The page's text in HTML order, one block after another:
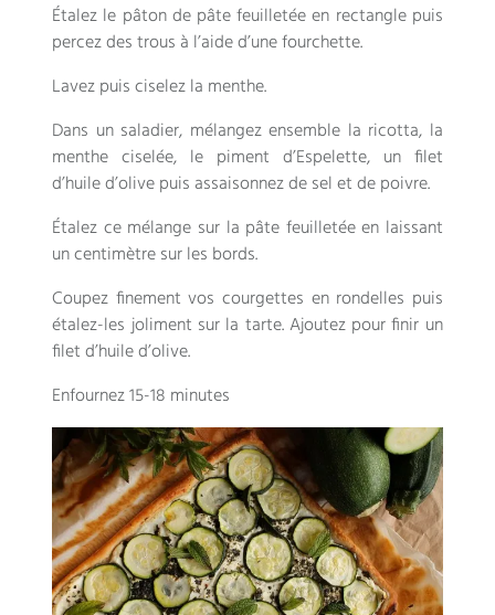
Étalez le pâton de pâte feuilletée en rectangle puis
percez des trous à l’aide d’une fourchette.
Lavez puis ciselez la menthe.
Dans un saladier, mélangez ensemble la ricotta, la
menthe ciselée, le piment d’Espelette, un filet
d’huile d’olive puis assaisonnez de sel et de poivre.
Étalez ce mélange sur la pâte feuilletée en laissant
un centimètre sur les bords.
Coupez finement vos courgettes en rondelles puis
étalez-les joliment sur la tarte. Ajoutez pour finir un
filet d’huile d’olive.
Enfournez 15-18 minutes